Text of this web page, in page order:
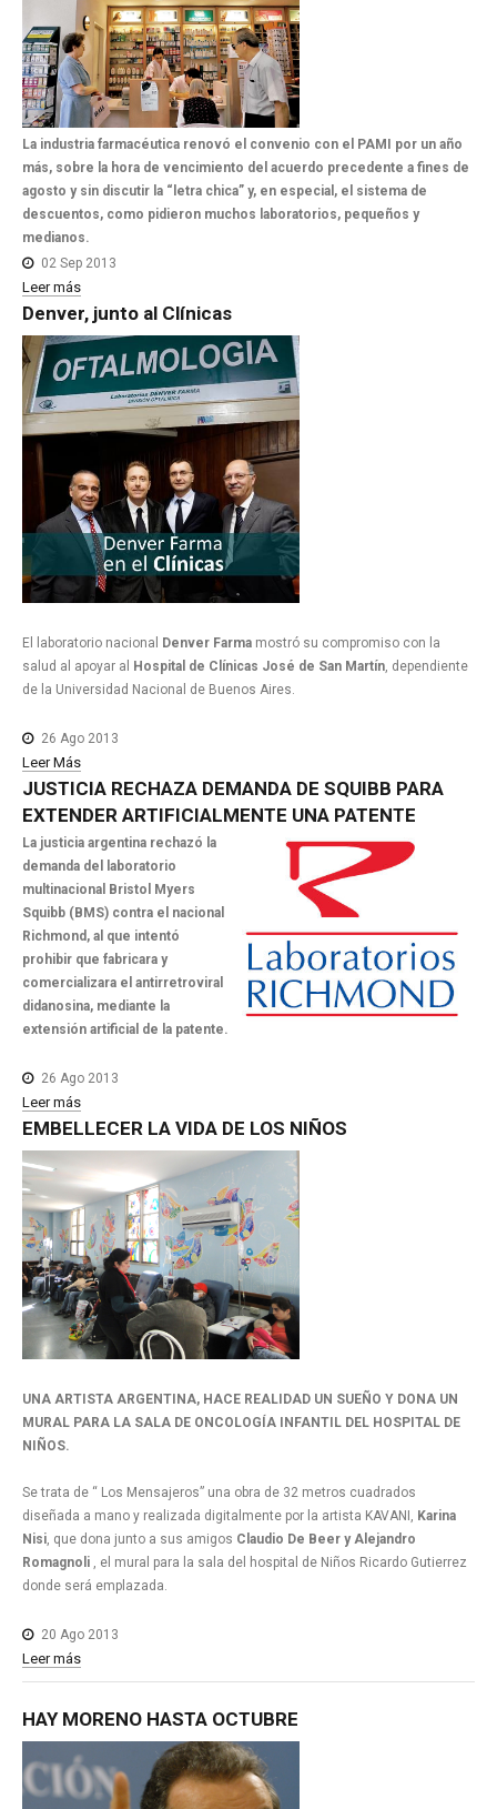
La industria farmacéutica renovó el convenio con el PAMI por un año
más, sobre la hora de vencimiento del acuerdo precedente a fines de
agosto y sin discutir la “letra chica” y, en especial, el sistema de
descuentos, como pidieron muchos laboratorios, pequeños y
medianos.
02 Sep 2013
Leer más
Denver, junto al Clínicas
El laboratorio nacional Denver Farma mostró su compromiso con la
salud al apoyar al
Hospital de Clínicas José de San Martín, dependiente
de la Universidad Nacional de Buenos Aires.
26 Ago 2013
Leer Más
JUSTICIA RECHAZA DEMANDA DE SQUIBB PARA
EXTENDER ARTIFICIALMENTE UNA PATENTE
La justicia argentina rechazó la
demanda del laboratorio
multinacional Bristol Myers
Squibb (BMS) contra el nacional
Richmond, al que intentó
prohibir que fabricara y
comercializara el antirretroviral
didanosina, mediante la
extensión artificial de la patente.
26 Ago 2013
Leer más
EMBELLECER LA VIDA DE LOS NIÑOS
UNA ARTISTA ARGENTINA, HACE REALIDAD UN SUEÑO Y DONA UN
MURAL PARA LA SALA DE ONCOLOGÍA INFANTIL DEL HOSPITAL DE
NIÑOS.
Se trata de “ Los Mensajeros” una obra de 32 metros cuadrados
diseñada a mano y realizada digitalmente por la artista KAVANI, Karina
Nisi , que dona junto a sus amigos Claudio De Beer y Alejandro
Romagnoli , el mural para la sala del hospital de Niños Ricardo Gutierrez
donde será emplazada.
20 Ago 2013
Leer más
HAY MORENO HASTA OCTUBRE